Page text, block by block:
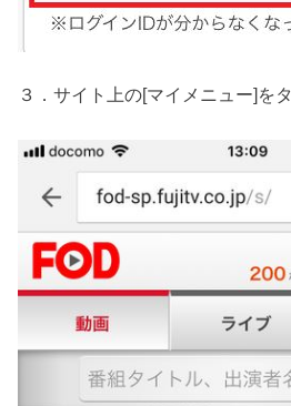
３．サイト上の[マイメニュー]を